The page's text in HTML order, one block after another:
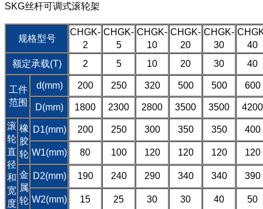
SKG丝杆可调式滚轮架
规格型号
CHGK-
2
CHGK-
5
CHGK-
10
CHGK-
20
CHGK-
30
40
额定承载(T)
2 5 10 20 30 40
工件
范围
d(mm) 200 250 320 500 500 600
D(mm) 1800 2300 2800 3500 3500
4200
滚
轮
直
径
和
宽
度
橡
胶
轮
D1(mm) 200 250 300 350 350 400
W1(mm) 80 100 120 120 120 120
金
属
轮
D2(mm) 190 240 290 340 340 390
W2(mm) 15 25 30 30 40 50